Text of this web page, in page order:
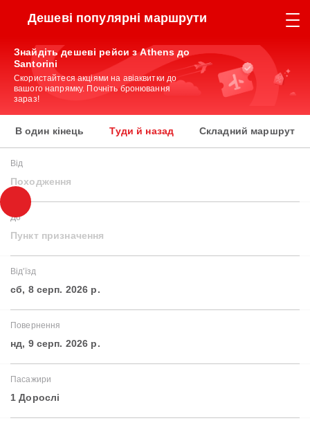
Дешеві популярні маршрути
Знайдіть дешеві рейси з Athens до
Santorini
Скористайтеся акціями на авіаквитки до
вашого напрямку. Почніть бронювання
зараз!
В один кінець Туди й назад Складний маршрут
Від
Походження
До
Пункт призначення
Від'їзд
сб, 8 серп. 2026 р.
Повернення
нд, 9 серп. 2026 р.
Пасажири
1 Дорослі